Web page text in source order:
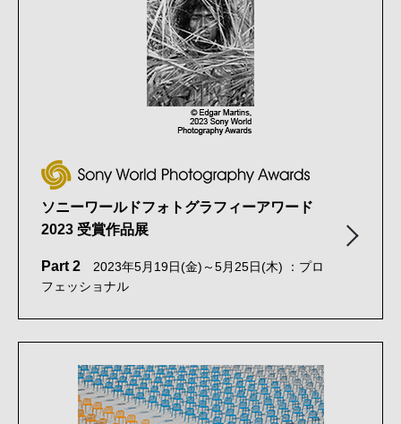
ソニーワールドフォトグラフィーアワード
2023 受賞作品展
Part 2 2023年5月19日(金)～5月25日(木) ：プロ
フェッショナル